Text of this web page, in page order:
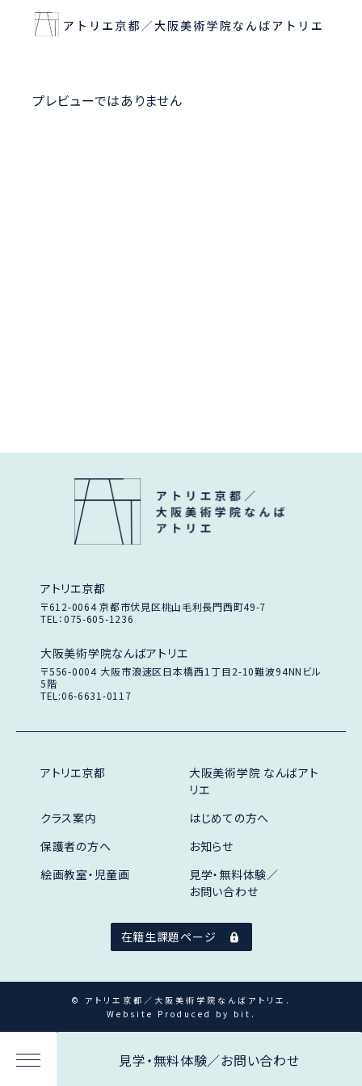
見学・無料体験／お問い合わせ
プレビューではありません
アトリエ京都
〒612-0064京都市伏見区桃山毛利長門西町49-7
TEL：075-605-1236
大阪美術学院なんばアトリエ
〒556-0004 大阪市浪速区日本橋西1丁目2-10難波94NNビル
5階
TEL:06-6631-0117
アトリエ京都
大阪美術学院 なんばアト
リエ
クラス案内
はじめての方へ
保護者の方へ
お知らせ
絵画教室・児童画
見学・無料体験／
お問い合わせ
在籍生課題ページ
© アトリエ京都／大阪美術学院なんばアトリエ.
Website Produced by bit.